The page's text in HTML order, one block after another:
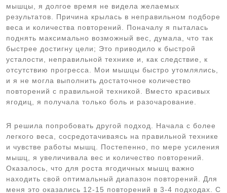
мышцы, я долгое время не видела желаемых
результатов. Причина крылась в неправильном подборе
веса и количества повторений. Поначалу я пыталась
поднять максимально возможный вес, думала, что так
быстрее достигну цели; Это приводило к быстрой
усталости, неправильной технике и, как следствие, к
отсутствию прогресса. Мои мышцы быстро утомлялись,
и я не могла выполнить достаточное количество
повторений с правильной техникой. Вместо красивых
ягодиц, я получала только боль и разочарование.
Я решила попробовать другой подход. Начала с более
легкого веса, сосредотачиваясь на правильной технике
и чувстве работы мышц. Постепенно, по мере усиления
мышц, я увеличивала вес и количество повторений.
Оказалось, что для роста ягодичных мышц важно
находить свой оптимальный диапазон повторений. Для
меня это оказались 12-15 повторений в 3-4 подходах. С